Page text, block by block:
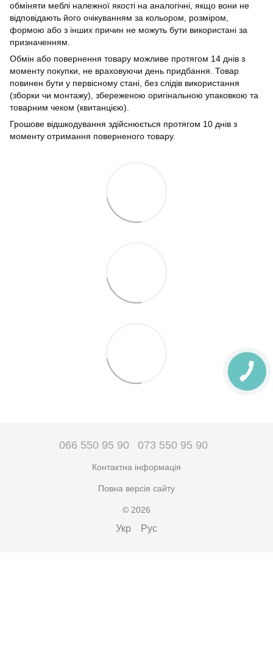
обміняти меблі належної якості на аналогічні, якщо вони не
відповідають його очікуванням за кольором, розміром,
формою або з інших причин не можуть бути використані за
призначенням.
Обмін або повернення товару можливе протягом 14 днів з
моменту покупки, не враховуючи день придбання. Товар
повинен бути у первісному стані, без слідів використання
(зборки чи монтажу), збереженою оригінальною упаковкою та
товарним чеком (квитанцією).
Грошове відшкодування здійснюється протягом 10 днів з
моменту отримання поверненого товару.
066 550 95 90 073 550 95 90
Контактна інформація
Повна версія сайту
© 2026
Укр Рус